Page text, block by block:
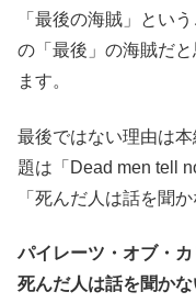
「最後の海賊」とい
の「最後」の海賊だ
ます。
最後ではない理由は
題は「Dead men tell
「死んだ人は話を聞
パイレーツ・オブ・
死んだ人は話を聞かな